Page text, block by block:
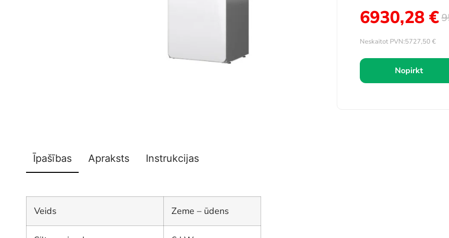
6930,28€
Neskaitot PVN:5727,50 €
Nopirkt
Īpašības Apraksts Instrukcijas
Veids Zeme – ūdens